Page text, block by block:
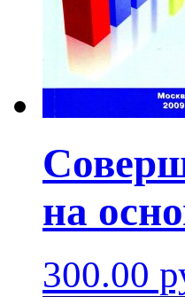
на
300.00